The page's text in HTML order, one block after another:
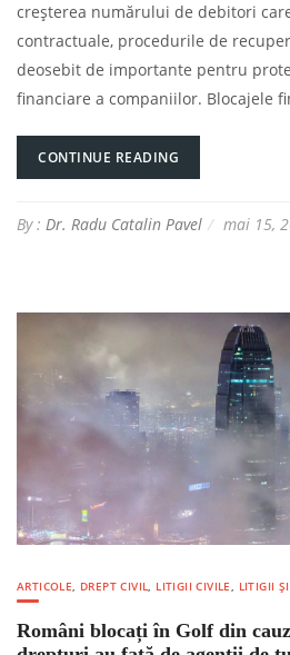
creșterea numărului de debitori
contractuale, procedurile de
deosebit de importante pentru
financiare a companiilor. Blocajele
CONTINUE READING
By : Dr. Radu Catalin Pavel mai 15,
ARTICOLE, DREPT CIVIL, LITIGII CIVILE, LITIGII
Români blocați în Golf din